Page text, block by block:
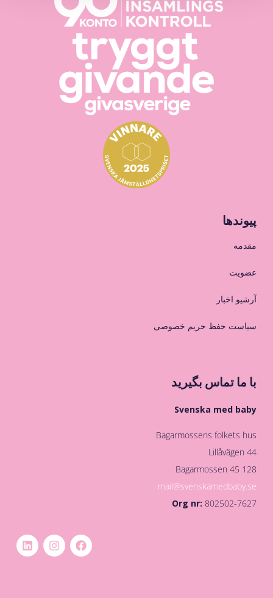
پیوندها
مقدمه
عضویت
آرشیو اخبار
سیاست حفظ حریم خصوصی
با ما تماس بگیرید
Svenska med baby
Bagarmossens folkets hus
Lillåvägen 44
128 45 Bagarmossen
mail@svenskamedbaby.se
Org nr:802502-7627